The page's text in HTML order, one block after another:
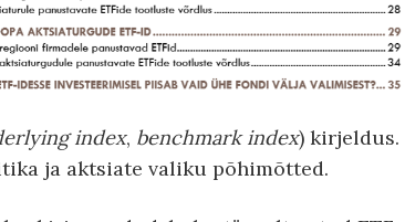
index, benchmark index) kirjeldus.
ja aktsiate valiku põhimõtted.